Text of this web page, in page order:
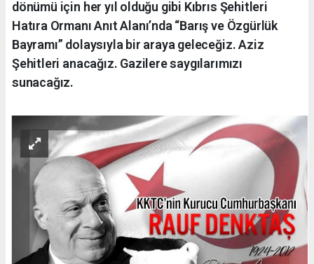
dönümü için her yıl olduğu gibi Kıbrıs Şehitleri
Hatıra Ormanı Anıt Alanı’nda “Barış ve Özgürlük
Bayramı” dolaysıyla bir araya geleceğiz. Aziz
Şehitleri anacağız. Gazilere saygılarımızı
sunacağız.